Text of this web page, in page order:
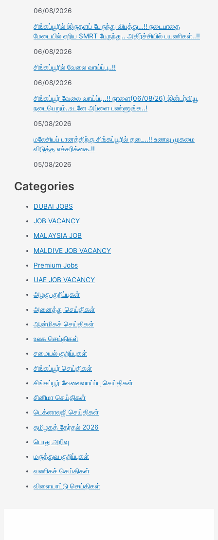
06/08/2026
சிங்கப்பூரில் இருதளப் பேருந்து விபத்து…!! நடைபாதை
மேடையில் ஏறிய SMRT பேருந்து.. அதிர்ச்சியில் பயணிகள்..!!
06/08/2026
சிங்கப்பூரில் வேலை வாய்ப்பு..!!
06/08/2026
சிங்கப்பூர் வேலை வாய்ப்பு..!! நாளை(06/08/26) இன்டர்வியூ
நடைபெறும்..உடனே அப்ளை பண்ணுங்க..!
05/08/2026
மலேசியப் பானத்திற்கு சிங்கப்பூரில் தடை..!! உணவு முகமை
விடுத்த எச்சரிக்கை.!!
05/08/2026
Categories
DUBAI JOBS
JOB VACANCY
MALAYSIA JOB
MALDIVE JOB VACANCY
Premium Jobs
UAE JOB VACANCY
அழகு குறிப்புகள்
அனைத்து செய்திகள்
ஆன்மிகச் செய்திகள்
உலக செய்திகள்
சமையல் குறிப்புகள்
சிங்கப்பூர் செய்திகள்
சிங்கப்பூர் வேலைவாய்ப்பு செய்திகள்
சினிமா செய்திகள்
டெக்னாலஜி செய்திகள்
தமிழகத் தேர்தல் 2026
பொது அறிவு
மருத்துவ குறிப்புகள்
வணிகச் செய்திகள்
விளையாட்டு செய்திகள்